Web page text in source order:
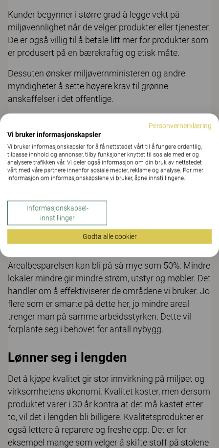
Kunder begynner i større grad å legge vekt på
miljøvennlighet når de velger produkter eller tjenester.
De er også villig til å betale litt mer for produkter som
er produsert på en bærekraftig og etisk måte.
Dessuten ønsker miljøvernministeren og andre
myndigheter å sette høyere krav til grønne
anskaffelser i det offentlige.
positivt fra konkurrentene og fremstå som en mer
seriøs og fremtidsrettet virksomhet.
Gir arealbesparelser
har da gjerne hvert sitt cellekontor, selv om de ikke
utnytter det mer enn halve dagen. Det å bruke
lokalene på en mer fleksibel måte, er også en måte å
tenke grønt på.
Arealbesparelsen kan bli på så mye som 50%. Mindre
lokaler mindre gir mindre strøm, utstyr og møbler. Det
handler om å effektiviserer de områdene vi bruker. Jo
flere som er smarte på dette her, jo mindre areal
trenger man på samme arbeidsstyrken. Dette vil
forplante seg i behovet for antall nybygg.
Lønner seg i lengden
Det å kjøpe kvalitet gir stor innvirkning på miljøet og
virksomhetens økonomi. Kvalitet koster, men dersom
produktet varer i 30 år kontra at det må kastet etter
to, vil det i lengden bli billigere. Kvalitetsprodukter er
også lettere å reparere og freshe opp. Det er for
eksempel mange som velger å skifte stoff på stolene
Personvernerklæring
Vi bruker informasjonskapsler
Vi bruker informasjonskapsler for å få nettstedet vårt til å fungere ordentlig,
tilpasse innhold og annonser, tilby funksjoner knyttet til sosiale medier og
analysere trafikken vår. Vi deler også informasjon om din bruk av nettstedet
vårt med våre partnere innenfor sosiale medier, reklame og analyse. For mer
informasjon om informasjonskapslene vi bruker, åpne innstillingene.
Informasjonskapsel-
innstillinger
Godta alle cookier